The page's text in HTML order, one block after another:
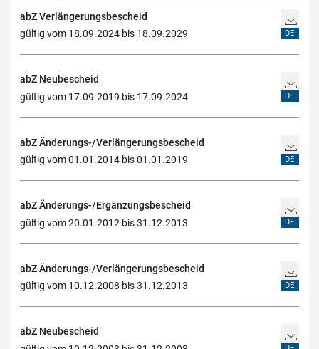
abZ Verlängerungsbescheid
gültig vom 18.09.2024 bis 18.09.2029
DE
abZ Neubescheid
gültig vom 17.09.2019 bis 17.09.2024
DE
abZ Änderungs-/Verlängerungsbescheid
gültig vom 01.01.2014 bis 01.01.2019
DE
abZ Änderungs-/Ergänzungsbescheid
gültig vom 20.01.2012 bis 31.12.2013
DE
abZ Änderungs-/Verlängerungsbescheid
gültig vom 10.12.2008 bis 31.12.2013
DE
abZ Neubescheid